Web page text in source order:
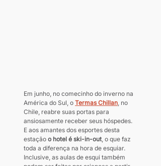
Em junho, no comecinho do inverno na
América do Sul, o Termas Chillan , no
Chile, reabre suas portas para
ansiosamente receber seus hóspedes.
E aos amantes dos esportes desta
estação o hotel é ski-in-out , o que faz
toda a diferença na hora de esquiar.
Inclusive, as aulas de esqui também